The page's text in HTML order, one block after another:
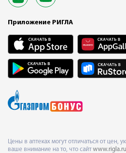
Приложение РИГЛА
Цены в аптеках могут отличаться от цен,
ваше внимание на то, что сайт www.rigla.ru